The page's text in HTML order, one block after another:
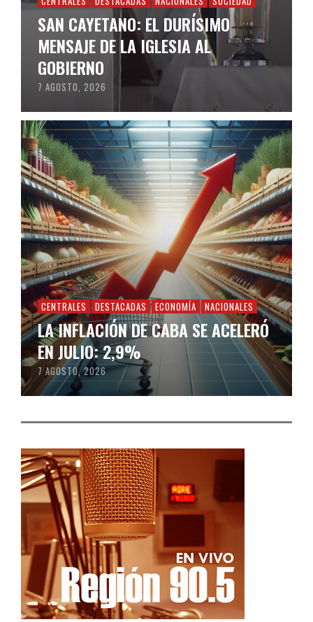
SAN CAYETANO: EL DURÍSIMO
MENSAJE DE LA IGLESIA AL
GOBIERNO
7 AGOSTO, 2026
CENTRALES DESTACADAS ECONOMÍA NACIONALES
LA INFLACIÓN DE CABA SE ACELERÓ
EN JULIO: 2,9%
7 AGOSTO, 2026